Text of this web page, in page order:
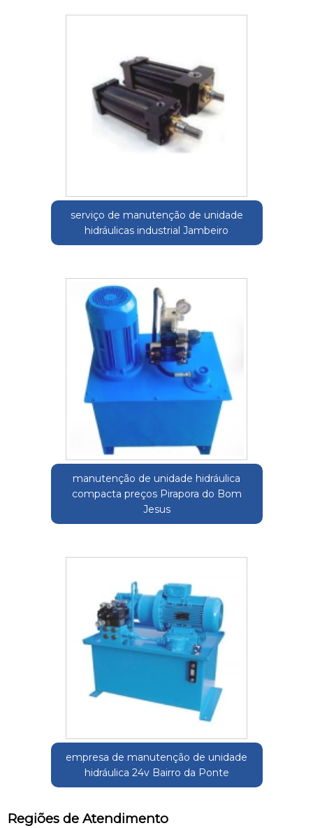
serviço de manutenção de unidade
hidráulicas industrial Jambeiro
manutenção de unidade hidráulica
compacta preços Pirapora do Bom
Jesus
empresa de manutenção de unidade
hidráulica 24v Bairro da Ponte
Regiões de Atendimento